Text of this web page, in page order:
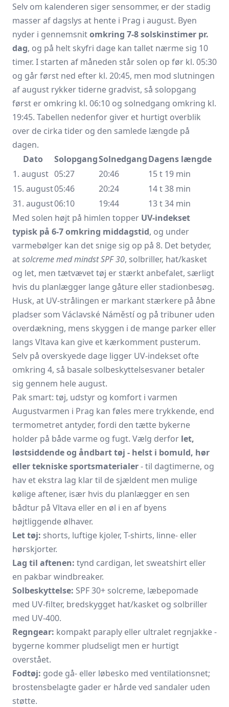
Selv om kalenderen siger sensommer, er der stadig
masser af dagslys at hente i Prag i august. Byen
nyder i gennemsnitomkring 7-8 solskinstimer pr.
dag, og på helt skyfri dage kan tallet nærme sig 10
timer. I starten af måneden står solen op før kl. 05:30
og går først ned efter kl. 20:45, men mod slutningen
af august rykker tiderne gradvist, så solopgang
først er omkring kl. 06:10 og solnedgang omkring kl.
19:45. Tabellen nedenfor giver et hurtigt overblik
over de cirka tider og den samlede længde på
dagen.
Dato
SolopgangSolnedgangDagens længde
1. august 05:27 20:46
15 t 19 min
15. august05:46 20:24
14 t 38 min
31. august06:10 19:44
13 t 34 min
Med solen højt på himlen topper UV-indekset
typisk på 6-7 omkring middagstid, og under
varmebølger kan det snige sig op på 8. Det betyder,
atsolcreme med mindst SPF 30, solbriller, hat/kasket
og let, men tætvævet tøj er stærkt anbefalet, særligt
hvis du planlægger lange gåture eller stadionbesøg.
Husk, at UV-strålingen er markant stærkere på åbne
pladser som Václavské Náměstí og på tribuner uden
overdækning, mens skyggen i de mange parker eller
langs Vltava kan give et kærkomment pusterum.
Selv på overskyede dage ligger UV-indekset ofte
omkring 4, så basale solbeskyttelsesvaner betaler
sig gennem hele august.
Pak smart: tøj, udstyr og komfort i varmen
Augustvarmen i Prag kan føles mere trykkende, end
termometret antyder, fordi den tætte bykerne
holder på både varme og fugt. Vælg derfor let,
løstsiddende og åndbart tøj - helst i bomuld, hør
eller tekniske sportsmaterialer- til dagtimerne, og
hav et ekstra lag klar til de sjældent men mulige
kølige aftener, især hvis du planlægger en sen
bådtur på Vltava eller en øl i en af byens
højtliggende ølhaver.
Let tøj: shorts, luftige kjoler, T-shirts, linne- eller
hørskjorter.
Lag til aftenen: tynd cardigan, let sweatshirt eller
en pakbar windbreaker.
Solbeskyttelse: SPF 30+ solcreme, læbepomade
med UV-filter, bredskygget hat/kasket og solbriller
med UV-400.
Regngear: kompakt paraply eller ultralet regnjakke -
bygerne kommer pludseligt men er hurtigt
overstået.
Fodtøj: gode gå- eller løbesko med ventilationsnet;
brostensbelagte gader er hårde ved sandaler uden
støtte.